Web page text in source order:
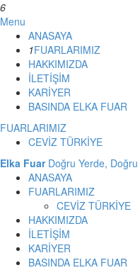
6
Menu
ANASAYA
1FUARLARIMIZ
HAKKIMIZDA
İLETİŞİM
KARİYER
BASINDA ELKA FUAR
FUARLARIMIZ
CEVİZ TÜRKİYE
Elka Fuar Doğru Yerde,
ANASAYA
FUARLARIMIZ
CEVİZ TÜRKİYE
HAKKIMIZDA
İLETİŞİM
KARİYER
BASINDA ELKA FUAR